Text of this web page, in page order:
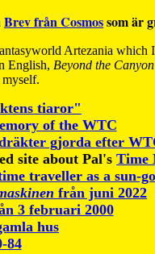
Brev från Cosmossom är
Artezania which
English, Beyond the
tiaror"
of the WTC
gjorda efter
site about Pal's Time
traveller as a sun-
från juni 2022
3 februari 2000
hus
84